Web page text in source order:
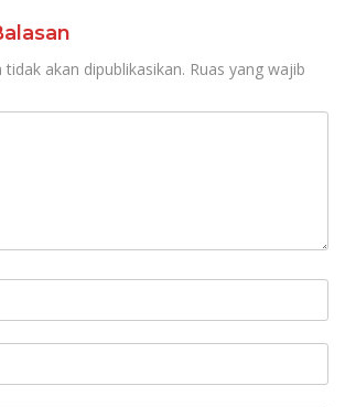
akan dipublikasikan. Ruas yang wajib